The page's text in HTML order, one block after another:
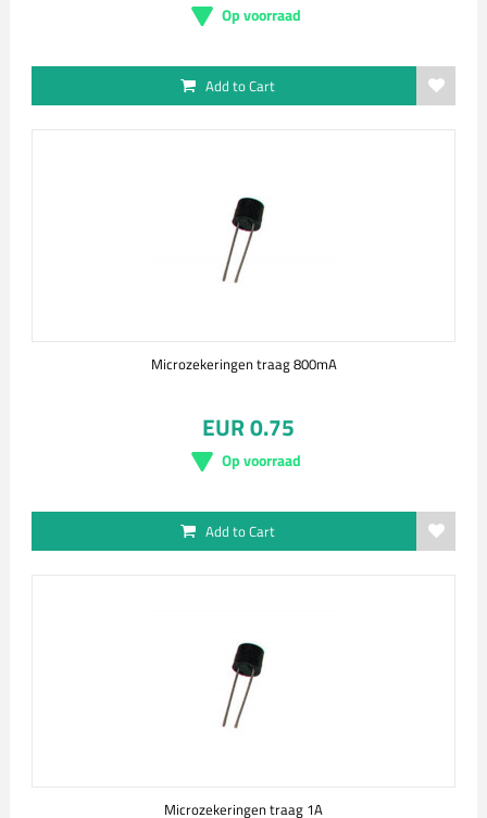
Op voorraad
Add to Cart
Microzekeringen traag 800mA
EUR 0.75
Op voorraad
Add to Cart
Microzekeringen traag 1A